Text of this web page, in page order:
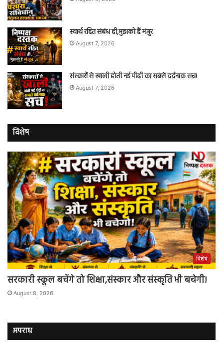
स्वार्थ रहित संबंध ही,मुझको हैं मंज़ूर
August 7, 2026
संस्कारों से खाली होती नई पीढ़ी का सबसे दर्दनाक सच!
August 7, 2026
विशेष
विशेष
सरकारी स्कूल बचेंगे तो शिक्षा,संस्कार और संस्कृति भी बचेगी!
August 8, 2026
अपराध